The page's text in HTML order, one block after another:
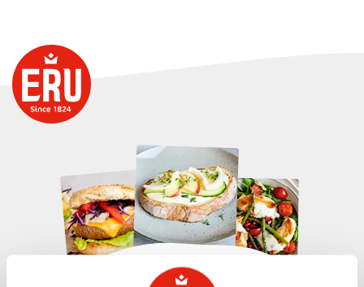
Blijf op de hoogte